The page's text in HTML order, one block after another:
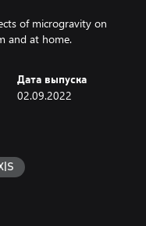
of microgravity on
Дата выпуска
02.09.2022